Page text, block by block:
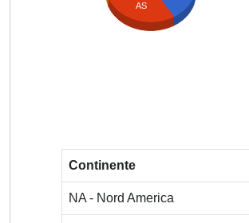
AS
Continente
NA - Nord America